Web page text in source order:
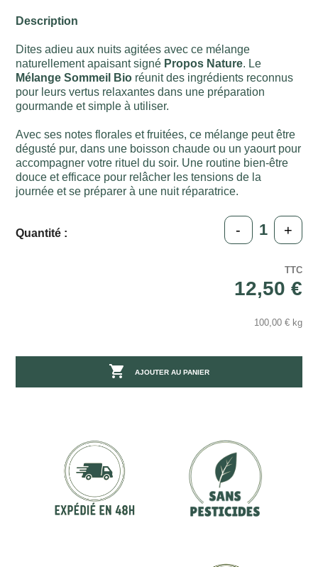
Description
Dites adieu aux nuits agitées avec ce mélange
naturellement apaisant signé Propos Nature. Le
Mélange Sommeil Bio réunit des ingrédients reconnus
pour leurs vertus relaxantes dans une préparation
gourmande et simple à utiliser.
Avec ses notes florales et fruitées, ce mélange peut être
dégusté pur, dans une boisson chaude ou un yaourt pour
accompagner votre rituel du soir. Une routine bien-être
douce et efficace pour relâcher les tensions de la
journée et se préparer à une nuit réparatrice.
Quantité : - +
TTC
12,50 €
100,00 € kg
 AJOUTER AU PANIER